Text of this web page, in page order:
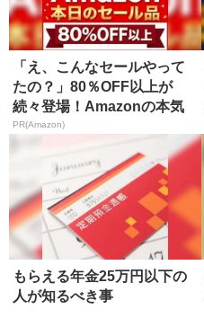
「え、こんなセールやって
たの？」80％OFF以上が
続々登場！Amazonの本気
が...
PR(Amazon)
もらえる年金25万円以下の
人が知るべき事